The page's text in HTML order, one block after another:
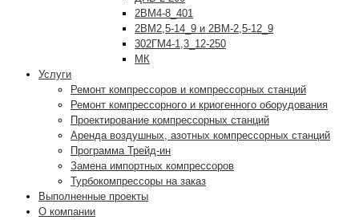
2ВМ4-8_401
2ВМ2,5-14_9 и 2ВМ-2,5-12_9
302ГМ4-1,3_12-250
МК
Услуги
Ремонт компрессоров и компрессорных станций
Ремонт компрессорного и криогенного оборудования
Проектирование компрессорных станций
Аренда воздушных, азотных компрессорных станций
Программа Трейд-ин
Замена импортных компрессоров
Турбокомпрессоры на заказ
Выполненные проекты
О компании